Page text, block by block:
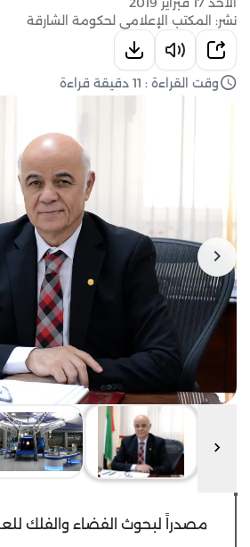
نشر: المكتب الإعلامي لحكومة الشارقة
وقت القراءة : 11 دقيقة قراءة
مصدراً لبحوث الفضاء والفلك